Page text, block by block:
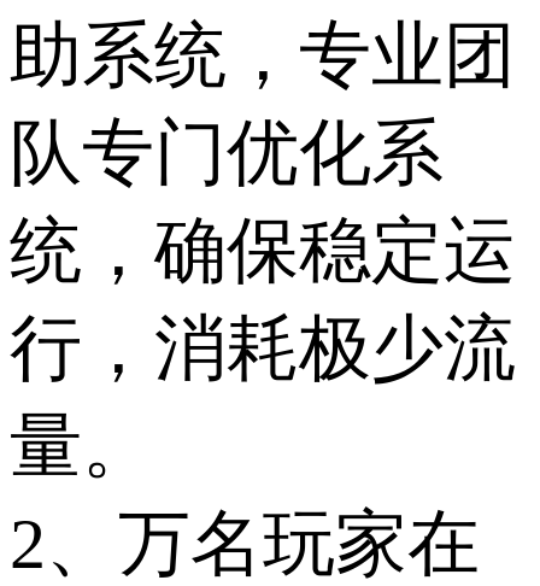
助系统，专业团
队专门优化系
统，确保稳定运
行，消耗极少流
量。
2、万名玩家在